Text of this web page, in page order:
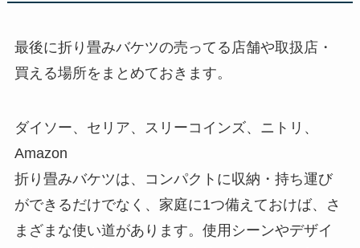
最後に折り畳みバケツの売ってる店舗や取扱店・
買える場所をまとめておきます。
ダイソー、セリア、スリーコインズ、ニトリ、
Amazon
折り畳みバケツは、コンパクトに収納・持ち運び
ができるだけでなく、家庭に1つ備えておけば、さ
まざまな使い道があります。使用シーンやデザイ